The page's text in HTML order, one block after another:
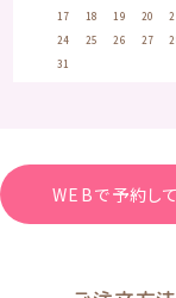
17 18 19 20
24 25 26 27
31
WEBで予約し